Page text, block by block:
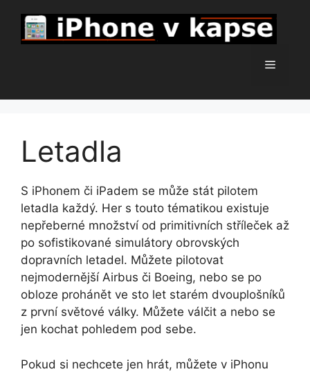
obsah
Menu
Letadla
S iPhonem či iPadem se může stát pilotem
letadla každý. Her s touto tématikou existuje
nepřeberné množství od primitivních stříleček až
po sofistikované simulátory obrovských
dopravních letadel. Můžete pilotovat
nejmodernější Airbus či Boeing, nebo se po
obloze prohánět ve sto let starém dvouplošníků
z první světové války. Můžete válčit a nebo se
jen kochat pohledem pod sebe.
Pokud si nechcete jen hrát, můžete v iPhonu